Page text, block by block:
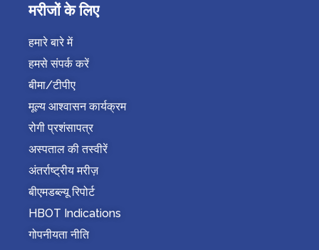
मरीजों के लिए
हमारे बारे में
हमसे संपर्क करें
बीमा/टीपीए
मूल्य आश्वासन कार्यक्रम
रोगी प्रशंसापत्र
अस्पताल की तस्वीरें
अंतर्राष्ट्रीय मरीज़
बीएमडब्ल्यू रिपोर्ट
HBOT Indications
गोपनीयता नीति